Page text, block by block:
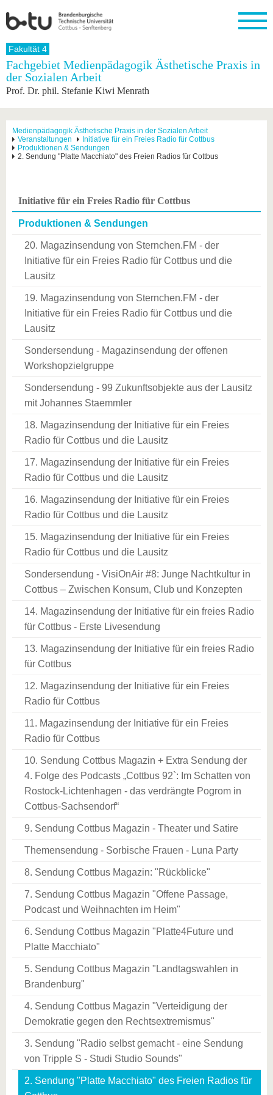
Startseite
Universität
Karriere
Engagement
Strukturwandel
Forschung
Forschung
Forschungsprofil
Förderung
Studium
Studium
Im
Studium
Studium
Profil
Aus dem
Ausland
an die
Ausland
Für
Studierende
Kontakt
Weiterbildung
Fachkräfte
Wirtschafts-
und
Innovative
Lernen
Sie uns
kennen
Werte
Region
Fakultät 4
Fachgebiet Medienpädagogik Ästhetische Praxis in
der Sozialen Arbeit
Prof. Dr. phil. Stefanie Kiwi Menrath
Medienpädagogik Ästhetische Praxis in der Sozialen Arbeit
Veranstaltungen
Initiative für ein Freies Radio für Cottbus
Produktionen & Sendungen
2. Sendung "Platte Macchiato" des Freien Radios für Cottbus
Initiative für ein Freies Radio für Cottbus
Produktionen & Sendungen
20. Magazinsendung von Sternchen.FM - der
Initiative für ein Freies Radio für Cottbus und die
Lausitz
19. Magazinsendung von Sternchen.FM - der
Initiative für ein Freies Radio für Cottbus und die
Lausitz
Sondersendung - Magazinsendung der offenen
Workshopzielgruppe
Sondersendung - 99 Zukunftsobjekte aus der Lausitz
mit Johannes Staemmler
18. Magazinsendung der Initiative für ein Freies
Radio für Cottbus und die Lausitz
17. Magazinsendung der Initiative für ein Freies
Radio für Cottbus und die Lausitz
16. Magazinsendung der Initiative für ein Freies
Radio für Cottbus und die Lausitz
15. Magazinsendung der Initiative für ein Freies
Radio für Cottbus und die Lausitz
Sondersendung - VisiOnAir #8: Junge Nachtkultur in
Cottbus – Zwischen Konsum, Club und Konzepten
14. Magazinsendung der Initiative für ein freies Radio
für Cottbus - Erste Livesendung
13. Magazinsendung der Initiative für ein freies Radio
für Cottbus
12. Magazinsendung der Initiative für ein Freies
Radio für Cottbus
11. Magazinsendung der Initiative für ein Freies
Radio für Cottbus
10. Sendung Cottbus Magazin + Extra Sendung der
4. Folge des Podcasts „Cottbus 92`: Im Schatten von
Rostock-Lichtenhagen - das verdrängte Pogrom in
Cottbus-Sachsendorf“
9. Sendung Cottbus Magazin - Theater und Satire
Themensendung - Sorbische Frauen - Luna Party
8. Sendung Cottbus Magazin: "Rückblicke"
7. Sendung Cottbus Magazin "Offene Passage,
Podcast und Weihnachten im Heim"
6. Sendung Cottbus Magazin "Platte4Future und
Platte Macchiato"
5. Sendung Cottbus Magazin "Landtagswahlen in
Brandenburg"
4. Sendung Cottbus Magazin "Verteidigung der
Demokratie gegen den Rechtsextremismus"
3. Sendung "Radio selbst gemacht - eine Sendung
von Tripple S - Studi Studio Sounds"
2. Sendung "Platte Macchiato" des Freien Radios für